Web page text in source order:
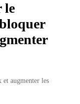
le
augmenter les